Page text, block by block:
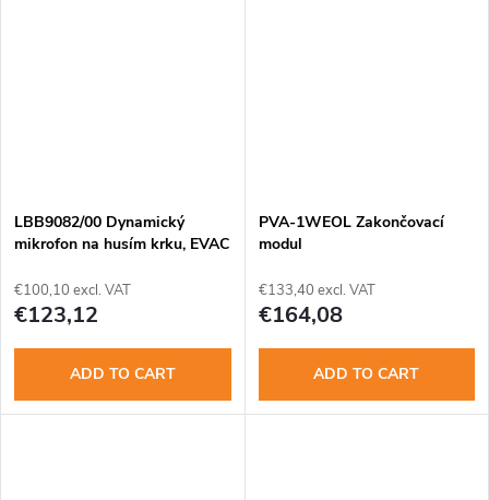
LBB9082/00 Dynamický
mikrofon na husím krku, EVAC
€100,10 excl. VAT
€123,12
ADD TO CART
PVA-1WEOL Zakončovací
modul
€133,40 excl. VAT
€164,08
ADD TO CART